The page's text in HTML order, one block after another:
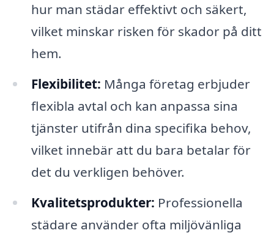
hur man städar effektivt och säkert,
vilket minskar risken för skador på ditt
hem.
Flexibilitet: Många företag erbjuder
flexibla avtal och kan anpassa sina
tjänster utifrån dina specifika behov,
vilket innebär att du bara betalar för
det du verkligen behöver.
Kvalitetsprodukter: Professionella
städare använder ofta miljövänliga